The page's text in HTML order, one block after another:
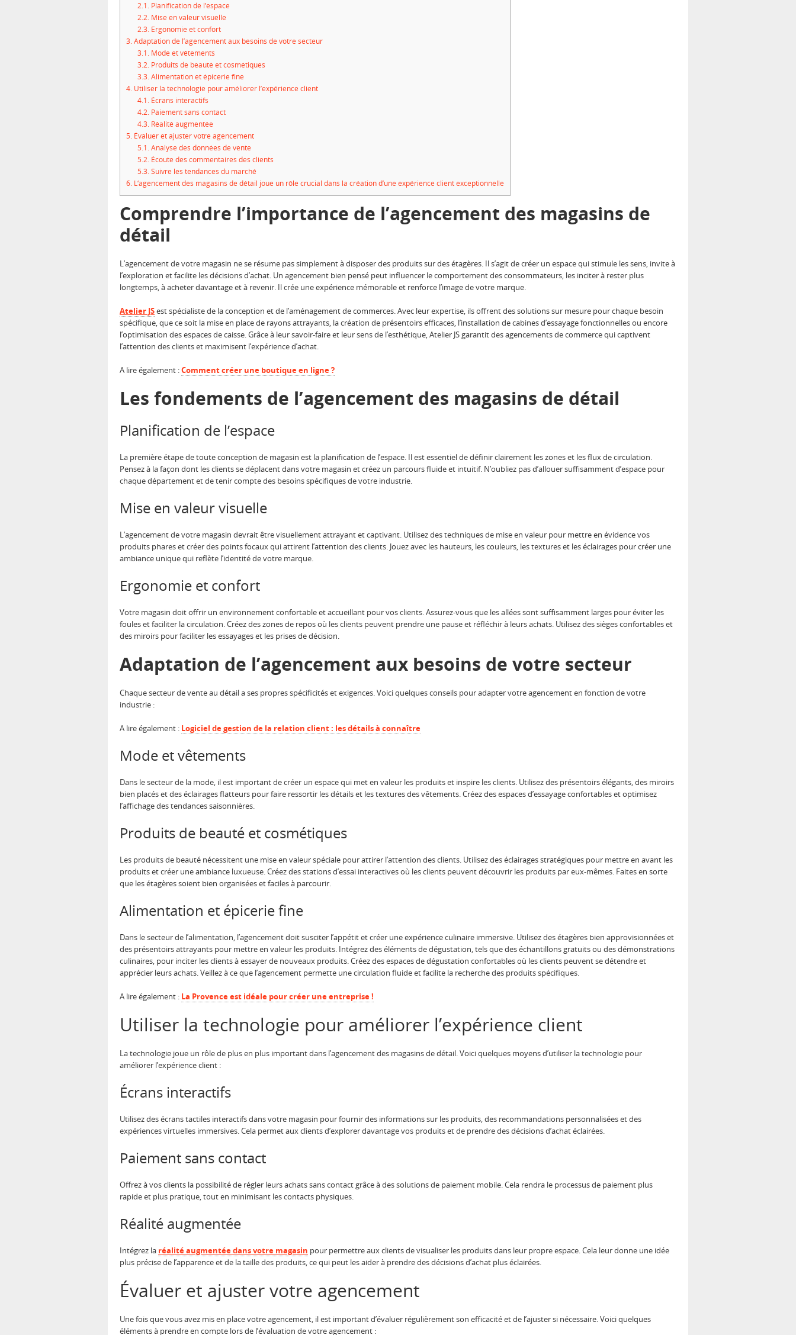
2.1.Planification de l’espace
2.2.Mise en valeur visuelle
2.3.Ergonomie et confort
3.Adaptation de l’agencement aux besoins de votre secteur
3.1.Mode et vêtements
3.2.Produits de beauté et cosmétiques
3.3.Alimentation et épicerie fine
4. Utiliser la technologie pour améliorer l’expérience client
4.1.Écrans interactifs
4.2.Paiement sans contact
4.3.Réalité augmentée
5. Évaluer et ajuster votre agencement
5.1.Analyse des données de vente
5.2.Écoute des commentaires des clients
5.3.Suivre les tendances du marché
6. L‘agencement des magasins de détail joue un rôle crucial dans la création d’une expérience client exceptionnelle
Comprendre l’importance de l’agencement des magasins de
détail
L’agencement de votre magasin ne se résume pas simplement à disposer des produits sur des étagères. Il s’agit de créer un espace qui stimule les sens, invite à
l’exploration et facilite les décisions d’achat. Un agencement bien pensé peut influencer le comportement des consommateurs, les inciter à rester plus
longtemps, à acheter davantage et à revenir. Il crée une expérience mémorable et renforce l’image de votre marque.
Atelier JSest spécialiste de la conception et de l’aménagement de commerces. Avec leur expertise, ils offrent des solutions sur mesure pour chaque besoin
spécifique, que ce soit la mise en place de rayons attrayants, la création de présentoirs efficaces, l’installation de cabines d’essayage fonctionnelles ou encore
l’optimisation des espaces de caisse. Grâce à leur savoir-faire et leur sens de l’esthétique, Atelier JS garantit des agencements de commerce qui captivent
l’attention des clients et maximisent l’expérience d’achat.
A lire également :Comment créer une boutique en ligne ?
Les fondements de l’agencement des magasins de détail
Planification de l’espace
La première étape de toute conception de magasin est la planification de l’espace. Il est essentiel de définir clairement les zones et les flux de circulation.
Pensez à la façon dont les clients se déplacent dans votre magasin et créez un parcours fluide et intuitif. N’oubliez pas d’allouer suffisamment d’espace pour
chaque département et de tenir compte des besoins spécifiques de votre industrie.
Mise en valeur visuelle
L’agencement de votre magasin devrait être visuellement attrayant et captivant. Utilisez des techniques de mise en valeur pour mettre en évidence vos
produits phares et créer des points focaux qui attirent l’attention des clients. Jouez avec les hauteurs, les couleurs, les textures et les éclairages pour créer une
ambiance unique qui reflète l’identité de votre marque.
Ergonomie et confort
Votre magasin doit offrir un environnement confortable et accueillant pour vos clients. Assurez-vous que les allées sont suffisamment larges pour éviter les
foules et faciliter la circulation. Créez des zones de repos où les clients peuvent prendre une pause et réfléchir à leurs achats. Utilisez des sièges confortables et
des miroirs pour faciliter les essayages et les prises de décision.
Adaptation de l’agencement aux besoins de votre secteur
Chaque secteur de vente au détail a ses propres spécificités et exigences. Voici quelques conseils pour adapter votre agencement en fonction de votre
industrie :
A lire également : Logiciel de gestion de la relation client : les détails à connaître
Mode et vêtements
Dans le secteur de la mode, il est important de créer un espace qui met en valeur les produits et inspire les clients. Utilisez des présentoirs élégants, des miroirs
bien placés et des éclairages flatteurs pour faire ressortir les détails et les textures des vêtements. Créez des espaces d’essayage confortables et optimisez
l’affichage des tendances saisonnières.
Produits de beauté et cosmétiques
Les produits de beauté nécessitent une mise en valeur spéciale pour attirer l’attention des clients. Utilisez des éclairages stratégiques pour mettre en avant les
produits et créer une ambiance luxueuse. Créez des stations d’essai interactives où les clients peuvent découvrir les produits par eux-mêmes. Faites en sorte
que les étagères soient bien organisées et faciles à parcourir.
Alimentation et épicerie fine
Dans le secteur de l’alimentation, l’agencement doit susciter l’appétit et créer une expérience culinaire immersive. Utilisez des étagères bien approvisionnées et
des présentoirs attrayants pour mettre en valeur les produits. Intégrez des éléments de dégustation, tels que des échantillons gratuits ou des démonstrations
culinaires, pour inciter les clients à essayer de nouveaux produits. Créez des espaces de dégustation confortables où les clients peuvent se détendre et
apprécier leurs achats. Veillez à ce que l’agencement permette une circulation fluide et facilite la recherche des produits spécifiques.
A lire également : La Provence est idéale pour créer une entreprise !
Utiliser la technologie pour améliorer l’expérience client
La technologie joue un rôle de plus en plus important dans l’agencement des magasins de détail. Voici quelques moyens d’utiliser la technologie pour
améliorer l’expérience client :
Écrans interactifs
Utilisez des écrans tactiles interactifs dans votre magasin pour fournir des informations sur les produits, des recommandations personnalisées et des
expériences virtuelles immersives. Cela permet aux clients d’explorer davantage vos produits et de prendre des décisions d’achat éclairées.
Paiement sans contact
Offrez à vos clients la possibilité de régler leurs achats sans contact grâce à des solutions de paiement mobile. Cela rendra le processus de paiement plus
rapide et plus pratique, tout en minimisant les contacts physiques.
Réalité augmentée
Intégrez la réalité augmentée dans votre magasin pour permettre aux clients de visualiser les produits dans leur propre espace. Cela leur donne une idée
plus précise de l’apparence et de la taille des produits, ce qui peut les aider à prendre des décisions d’achat plus éclairées.
Évaluer et ajuster votre agencement
Une fois que vous avez mis en place votre agencement, il est important d’évaluer régulièrement son efficacité et de l’ajuster si nécessaire. Voici quelques
éléments à prendre en compte lors de l’évaluation de votre agencement :